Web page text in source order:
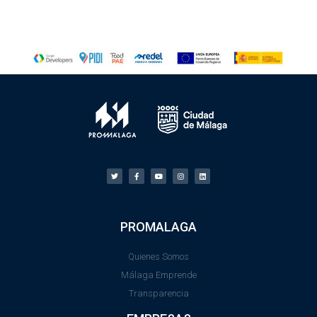
PROMALAGA
Quienes Somos
Málaga Emprende
Transparencia